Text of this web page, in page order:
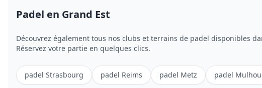
Padel en Grand Est
Découvrez également tous nos clubs et terrains de padel disponibles
Réservez votre partie en quelques clics.
padel Strasbourg padel Reims padel Metz padel